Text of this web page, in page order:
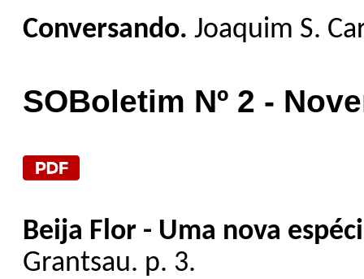
Conversando. Joaquim S.
SOBoletim Nº 2 -
Beija Flor - Uma nova
Grantsau. p. 3.